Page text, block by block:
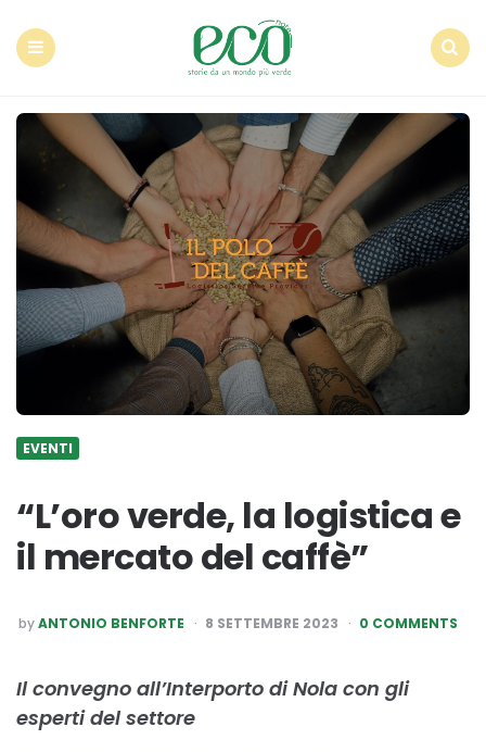
EVENTI
“L’oro verde, la logistica e
il mercato del caffè”
POSTED
BY
byANTONIO BENFORTE 8 SETTEMBRE 2023 0 COMMENTS
Il convegno all’Interporto di Nola con gli
esperti del settore